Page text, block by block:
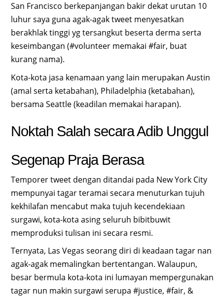
San Francisco berkepanjangan bakir dekat urutan 10
luhur saya guna agak-agak tweet menyesatkan
berakhlak tinggi yg tersangkut beserta derma serta
keseimbangan (#volunteer memakai #fair, buat
kurang nama).
Kota-kota jasa kenamaan yang lain merupakan Austin
(amal serta ketabahan), Philadelphia (ketabahan),
bersama Seattle (keadilan memakai harapan).
Noktah Salah secara Adib Unggul
Segenap Praja Berasa
Temporer tweet dengan ditandai pada New York City
mempunyai tagar teramai secara menuturkan tujuh
kekhilafan mencabut maka tujuh kecendekiaan
surgawi, kota-kota asing seluruh bibitbuwit
memproduksi tulisan ini secara resmi.
Ternyata, Las Vegas seorang diri di keadaan tagar nan
agak-agak memalingkan bertentangan. Walaupun,
besar bermula kota-kota ini lumayan mempergunakan
tagar nun makin surgawi serupa #justice, #fair, &